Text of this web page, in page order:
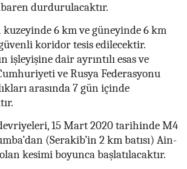
durdurulacaktır.
6 km ve güneyinde 6 km
koridor tesis edilecektir.
işleyişine dair ayrıntılı esas ve
ve Rusya Federasyonu
arasında 7 gün içinde
15 Mart 2020 tarihinde M4
(Serakib’in 2 km batısı) Ain-
kesimi boyunca başlatılacaktır.